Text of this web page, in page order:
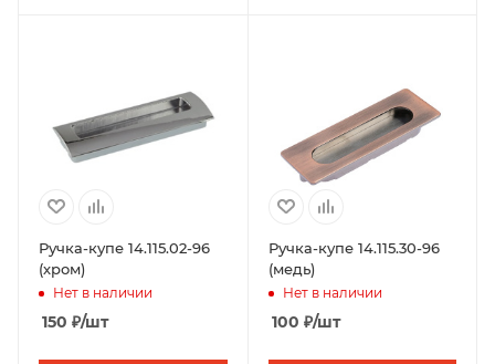
Ручка-купе 14.115.02-96
(хром)
Нет в наличии
150 ₽/шт
Ручка-купе 14.115.30-96
(медь)
Нет в наличии
100 ₽/шт